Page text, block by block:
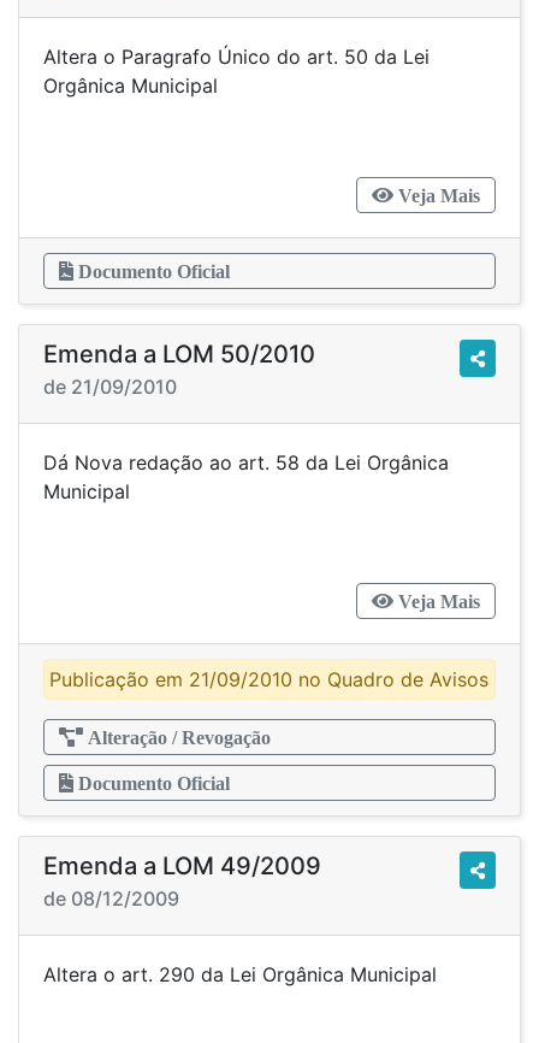
Altera o Paragrafo Único do art. 50 da Lei
Orgânica Municipal
Veja Mais
Documento Oficial
Emenda a LOM 50/2010
de 21/09/2010
Dá Nova redação ao art. 58 da Lei Orgânica
Municipal
Veja Mais
Publicação em 21/09/2010 no Quadro de Avisos
Alteração / Revogação
Documento Oficial
Emenda a LOM 49/2009
de 08/12/2009
Altera o art. 290 da Lei Orgânica Municipal